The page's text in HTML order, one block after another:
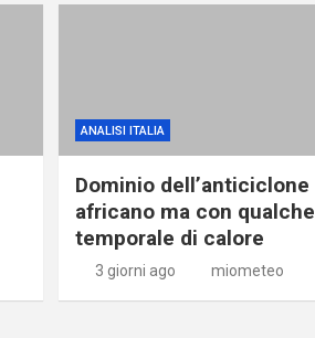
ANALISI ITALIA
Dominio dell’anticiclone
africano ma con qualche
temporale di calore
3 giorni ago miometeo